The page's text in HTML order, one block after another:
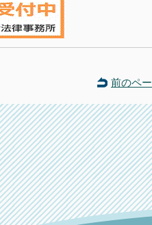
前のペ